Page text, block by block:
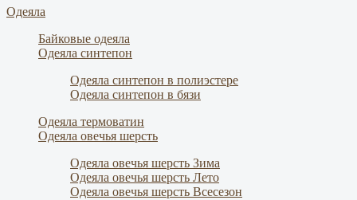
Одеяла
Байковые одеяла
Одеяла синтепон
Одеяла синтепон в полиэстере
Одеяла синтепон в бязи
Одеяла термоватин
Одеяла овечья шерсть
Одеяла овечья шерсть Зима
Одеяла овечья шерсть Лето
Одеяла овечья шерсть Всесезон